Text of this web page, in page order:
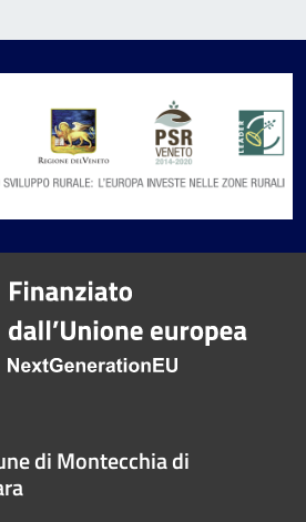
di Montecchia di